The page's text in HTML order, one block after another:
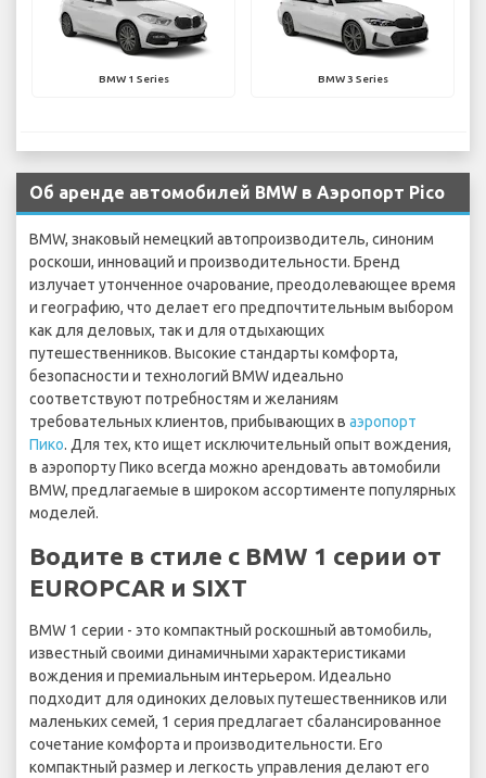
BMW 1 Series BMW 3 Series
Об аренде автомобилей BMW в Аэропорт Pico
BMW, знаковый немецкий автопроизводитель, синоним
роскоши, инноваций и производительности. Бренд
излучает утонченное очарование, преодолевающее время
и географию, что делает его предпочтительным выбором
как для деловых, так и для отдыхающих
путешественников. Высокие стандарты комфорта,
безопасности и технологий BMW идеально
соответствуют потребностям и желаниям
требовательных клиентов, прибывающих в аэропорт
Пико. Для тех, кто ищет исключительный опыт вождения,
в аэропорту Пико всегда можно арендовать автомобили
BMW, предлагаемые в широком ассортименте популярных
моделей.
Водите в стиле с BMW 1 серии от
EUROPCAR и SIXT
BMW 1 серии - это компактный роскошный автомобиль,
известный своими динамичными характеристиками
вождения и премиальным интерьером. Идеально
подходит для одиноких деловых путешественников или
маленьких семей, 1 серия предлагает сбалансированное
сочетание комфорта и производительности. Его
компактный размер и легкость управления делают его